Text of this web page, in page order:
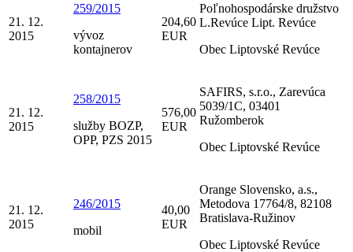
21. 12.
2015
259/2015
vývoz
kontajnerov
204,60
EUR
Poľnohospodárske družstvo
L.Revúce Lipt. Revúce
Obec Liptovské Revúce
21. 12.
2015
258/2015
služby BOZP,
OPP, PZS 2015
576,00
EUR
SAFIRS, s.r.o., Zarevúca
5039/1C, 03401
Ružomberok
Obec Liptovské Revúce
21. 12.
2015
246/2015
mobil
40,00
EUR
Orange Slovensko, a.s.,
Metodova 17764/8, 82108
Bratislava-Ružinov
Obec Liptovské Revúce